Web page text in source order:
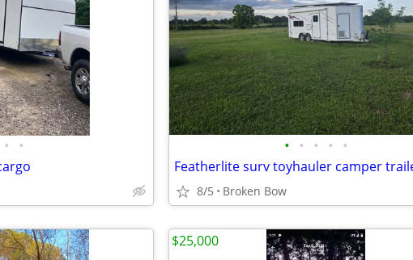
• • • • • • •
Featherlite surv toyhauler camper
8/5 Broken Bow
$25,000